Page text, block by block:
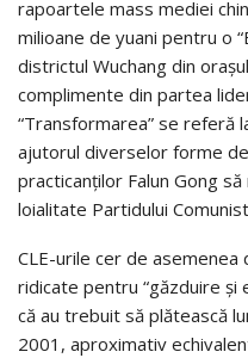
rapoartele mass mediei
milioane de yuani pentru o
districtul Wuchang din
complimente din partea
“Transformarea” se referă
ajutorul diverselor forme
practicanţilor Falun Gong
loialitate Partidului
CLE-urile cer de
ridicate pentru “găzduire şi
că au trebuit să plătească
2001, aproximativ